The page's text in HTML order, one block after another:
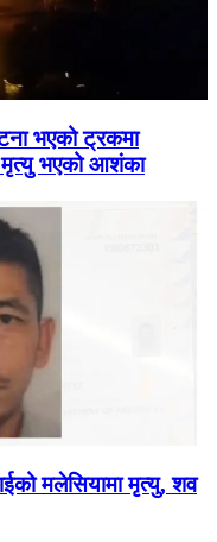
भएको ट्रकमा
भएको आशंका
मलेसियामा मृत्यु, शव